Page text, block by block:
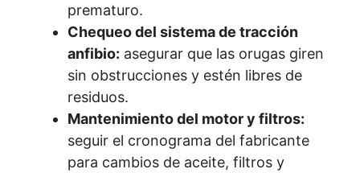
prematuro.
Chequeo del sistema de tracción
anfibio: asegurar que las orugas giren
sin obstrucciones y estén libres de
residuos.
Mantenimiento del motor y filtros:
seguir el cronograma del fabricante
para cambios de aceite, filtros y